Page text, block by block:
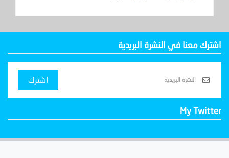
اشترك معنا في النشرة البريدية
اشترك
My Twitter